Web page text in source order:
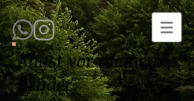
Angst vor meinem
Bruder